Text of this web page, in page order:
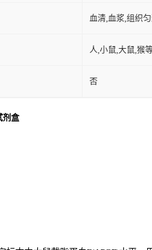
血清,血浆,组织
人,小鼠,大鼠,猴
否
剂盒